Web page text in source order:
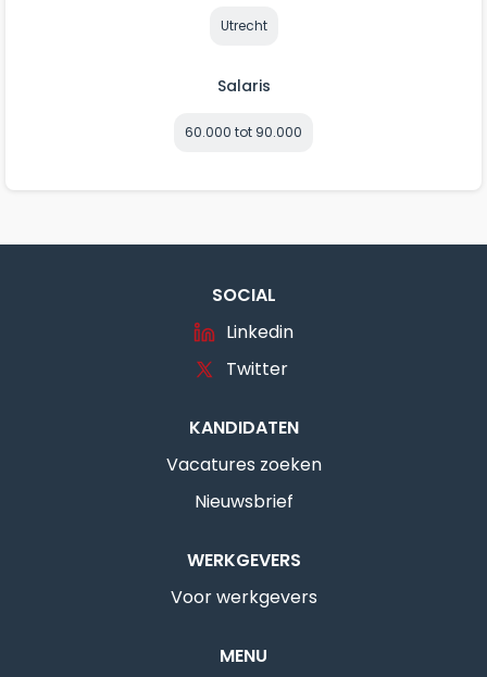
Utrecht
Salaris
60.000 tot 90.000
SOCIAL
Linkedin
Twitter
KANDIDATEN
Vacatures zoeken
Nieuwsbrief
WERKGEVERS
Voor werkgevers
MENU